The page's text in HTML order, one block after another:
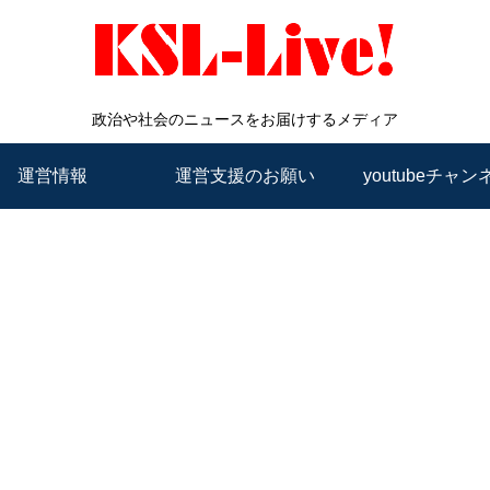
政治や社会のニュースをお届けするメディア
運営情報 運営支援のお願い youtubeチャン